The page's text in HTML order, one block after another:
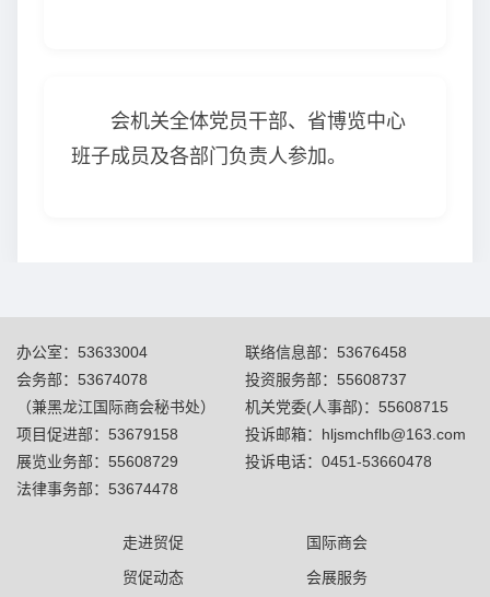
会机关全体党员干部、省博览中心
班子成员及各部门负责人参加。
办公室：53633004
会务部：53674078
（兼黑龙江国际商会秘书处）
项目促进部：53679158
展览业务部：55608729
法律事务部：53674478
联络信息部：53676458
投资服务部：55608737
机关党委(人事部)：55608715
投诉邮箱：hljsmchflb@163.com
投诉电话：0451-53660478
走进贸促
国际商会
贸促动态
会展服务